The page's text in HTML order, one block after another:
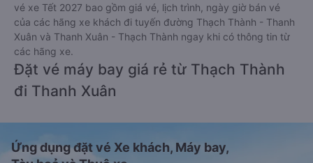
Thanh Xuân
Vé xe tết 2027 từ Thạch Thành đi Thanh Xuân vẫn chưa được
công bố. Vexere.com sẽ sớm thông báo cho các bạn thông tin
vé xe Tết 2027 bao gồm giá vé, lịch trình, ngày giờ bán vé
của các hãng xe khách đi tuyến đường Thạch Thành - Thanh
Xuân và Thanh Xuân - Thạch Thành ngay khi có thông tin từ
Đặt vé máy bay giá rẻ từ Thạch Thành
đi Thanh Xuân